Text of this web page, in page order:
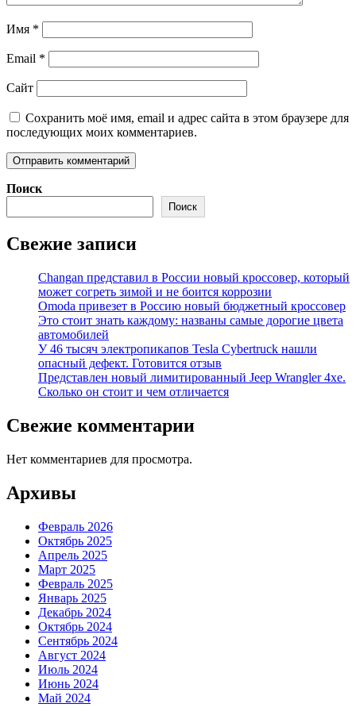
Имя *
Email *
Сайт
Сохранить моё имя, email и адрес сайта в этом браузере для
последующих моих комментариев.
Поиск
Поиск
Свежие записи
Changan представил в России новый кроссовер, который
может согреть зимой и не боится коррозии
Omoda привезет в Россию новый бюджетный кроссовер
Это стоит знать каждому: названы самые дорогие цвета
автомобилей
У 46 тысяч электропикапов Tesla Cybertruck нашли
опасный дефект. Готовится отзыв
Представлен новый лимитированный Jeep Wrangler 4xe.
Сколько он стоит и чем отличается
Свежие комментарии
Нет комментариев для просмотра.
Архивы
Февраль 2026
Октябрь 2025
Апрель 2025
Март 2025
Февраль 2025
Январь 2025
Декабрь 2024
Октябрь 2024
Сентябрь 2024
Август 2024
Июль 2024
Июнь 2024
Май 2024